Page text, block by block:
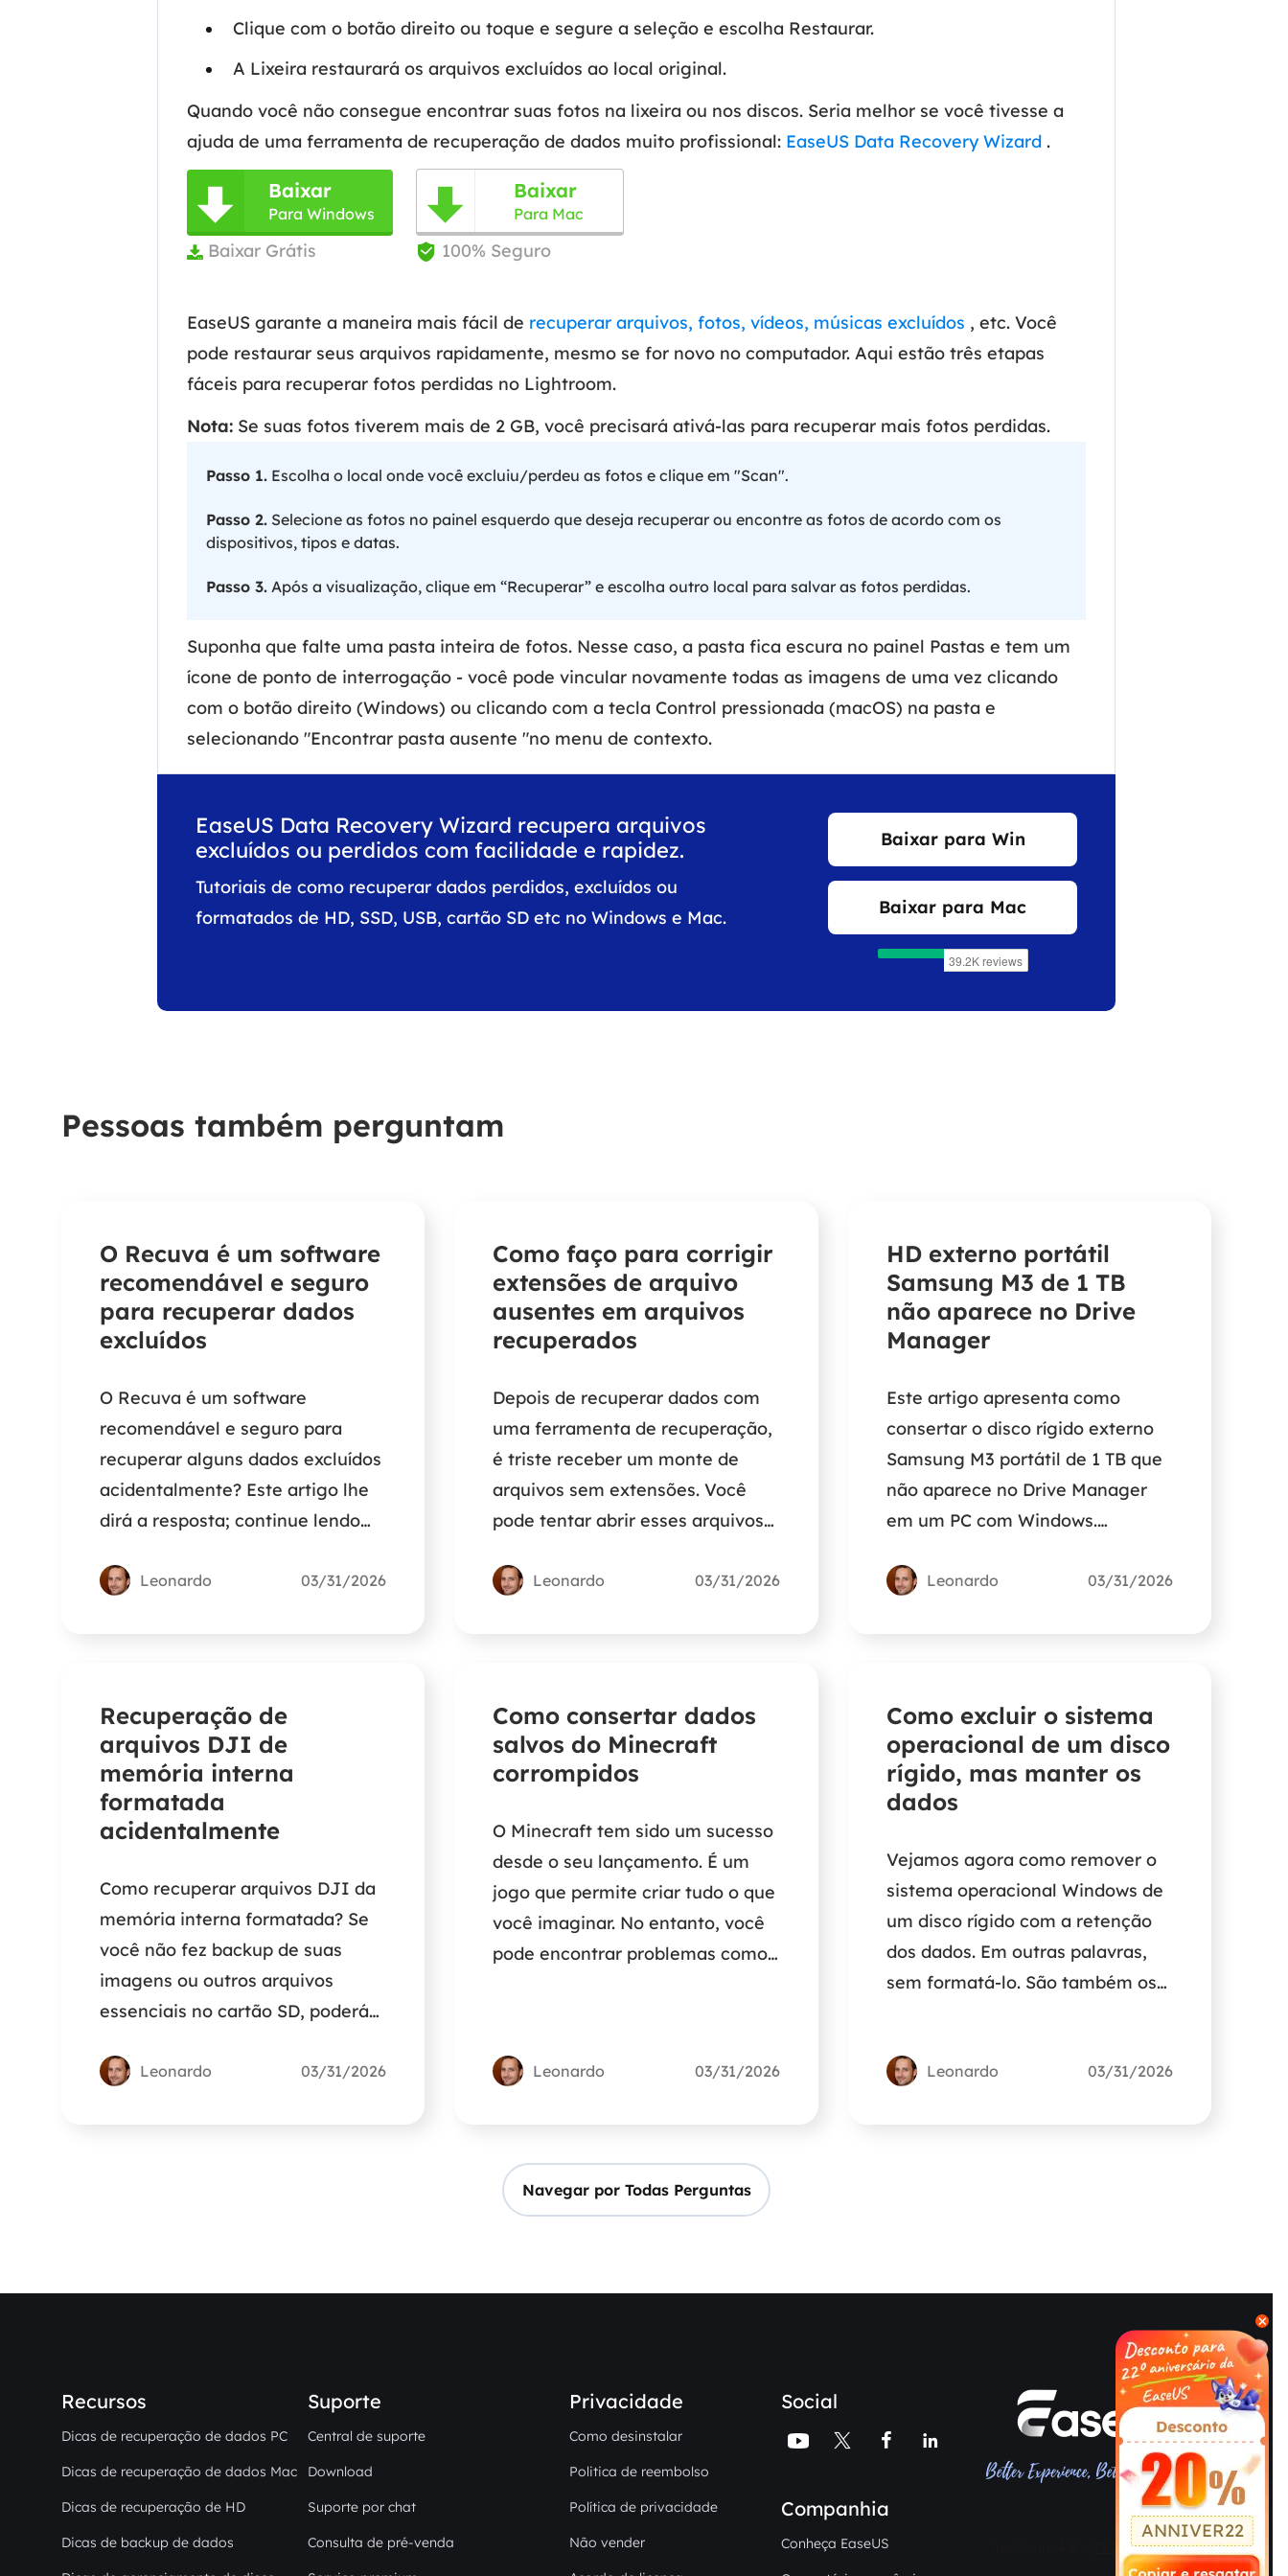

ANNIVER22
Clique com o botão direito ou toque e segure a seleção e escolha Restaurar.
A Lixeira restaurará os arquivos excluídos ao local original.
Quando você não consegue encontrar suas fotos na lixeira ou nos discos. Seria melhor se você tivesse a
ajuda de uma ferramenta de recuperação de dados muito profissional: EaseUS Data Recovery Wizard .
 Baixar
Para Windows
 Baixar Grátis
 Baixar
Para Mac
 100% Seguro
EaseUS garante a maneira mais fácil de recuperar arquivos, fotos, vídeos, músicas excluídos , etc. Você
pode restaurar seus arquivos rapidamente, mesmo se for novo no computador. Aqui estão três etapas
fáceis para recuperar fotos perdidas no Lightroom.
Nota: Se suas fotos tiverem mais de 2 GB, você precisará ativá-las para recuperar mais fotos perdidas.
Passo 1. Escolha o local onde você excluiu/perdeu as fotos e clique em "Scan".
Passo 2. Selecione as fotos no painel esquerdo que deseja recuperar ou encontre as fotos de acordo com os
dispositivos, tipos e datas.
Passo 3. Após a visualização, clique em “Recuperar” e escolha outro local para salvar as fotos perdidas.
Suponha que falte uma pasta inteira de fotos. Nesse caso, a pasta fica escura no painel Pastas e tem um
ícone de ponto de interrogação - você pode vincular novamente todas as imagens de uma vez clicando
com o botão direito (Windows) ou clicando com a tecla Control pressionada (macOS) na pasta e
selecionando "Encontrar pasta ausente "no menu de contexto.
EaseUS Data Recovery Wizard recupera arquivos
excluídos ou perdidos com facilidade e rapidez.
Tutoriais de como recuperar dados perdidos, excluídos ou
formatados de HD, SSD, USB, cartão SD etc no Windows e Mac.
Baixar para Win
Baixar para Mac
Pessoas também perguntam
O Recuva é um software
recomendável e seguro
para recuperar dados
excluídos
O Recuva é um software
recomendável e seguro para
recuperar alguns dados excluídos
acidentalmente? Este artigo lhe
dirá a resposta; continue lendo
detalhadas.
Leonardo 03/31/2026
Como faço para corrigir
extensões de arquivo
ausentes em arquivos
recuperados
Depois de recuperar dados com
uma ferramenta de recuperação,
é triste receber um monte de
arquivos sem extensões. Você
pode tentar abrir esses arquivos
programa de recuperação de
Leonardo 03/31/2026
HD externo portátil
Samsung M3 de 1 TB
não aparece no Drive
Manager
Este artigo apresenta como
consertar o disco rígido externo
Samsung M3 portátil de 1 TB que
não aparece no Drive Manager
em um PC com Windows.
informações detalhadas.
Leonardo 03/31/2026
Recuperação de
arquivos DJI de
memória interna
formatada
acidentalmente
Como recuperar arquivos DJI da
memória interna formatada? Se
você não fez backup de suas
imagens ou outros arquivos
essenciais no cartão SD, poderá
de dados de terceiros para
Leonardo 03/31/2026
Como consertar dados
salvos do Minecraft
corrompidos
O Minecraft tem sido um sucesso
desde o seu lançamento. É um
jogo que permite criar tudo o que
você imaginar. No entanto, você
pode encontrar problemas como
à vontade. Esta postagem irá
Leonardo 03/31/2026
Como excluir o sistema
operacional de um disco
rígido, mas manter os
dados
Vejamos agora como remover o
sistema operacional Windows de
um disco rígido com a retenção
dos dados. Em outras palavras,
sem formatá-lo. São também os
de um PC de inicialização dupla.
Leonardo 03/31/2026
Navegar por Todas Perguntas
Recursos
Dicas de recuperação de dados PC
Dicas de recuperação de dados Mac
Dicas de recuperação de HD
Dicas de backup de dados
Suporte
Central de suporte
Download
Suporte por chat
Consulta de pré-venda
Privacidade
Como desinstalar
Politica de reembolso
Política de privacidade
Não vender
Social
   
Companhia
Conheça EaseUS